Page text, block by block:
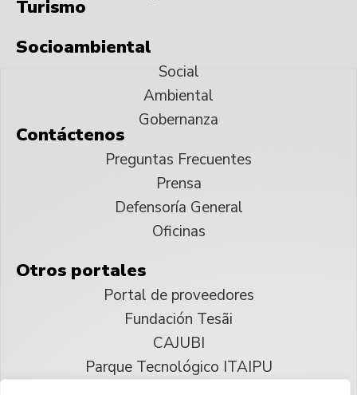
Turismo
Socioambiental
Social
Ambiental
Gobernanza
Contáctenos
Preguntas Frecuentes
Prensa
Defensoría General
Oficinas
Otros portales
Portal de proveedores
Fundación Tesãi
CAJUBI
Parque Tecnológico ITAIPU